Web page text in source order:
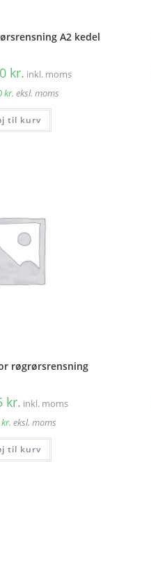
A2 kedel
kr. inkl. moms
kr. eksl. moms
til kurv
røgrørsrensning
kr. inkl. moms
kr. eksl. moms
til kurv